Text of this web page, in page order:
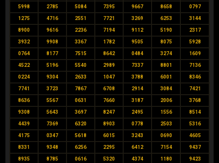
5998 2785 5084 7395 9667 8658 0797
1275 4716 2551 7721 3269 6253 3144
8900 9616 2236 7194 9112 5190 2317
3932 9908 3367 1782 9505 8075 5928
0764 8177 7515 8642 0484 3274 1609
4522 5196 5540 2989 7337 8801 7136
0224 9304 2633 1047 3788 6001 8346
7741 3723 7867 6708 2914 3084 7421
8636 5567 0631 7660 3187 2006 3768
9308 5643 3697 8247 2495 1556 8514
4439 7369 6320 8903 0778 2503 5316
4175 0347 5618 6015 3243 0690 4605
8331 9348 6256 2295 6412 7154 9437
8935 8785 0616 5320 4374 1180 9423